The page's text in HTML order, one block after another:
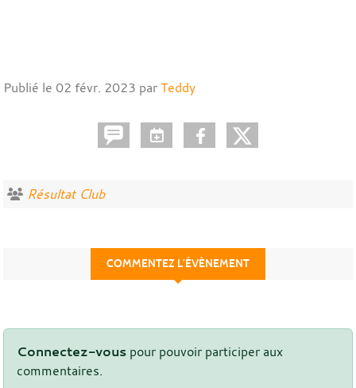
Publié le 02 févr. 2023 parTeddy
Résultat Club
COMMENTEZ L’ÉVÈNEMENT
Connectez-vous pour pouvoir participer aux
commentaires.